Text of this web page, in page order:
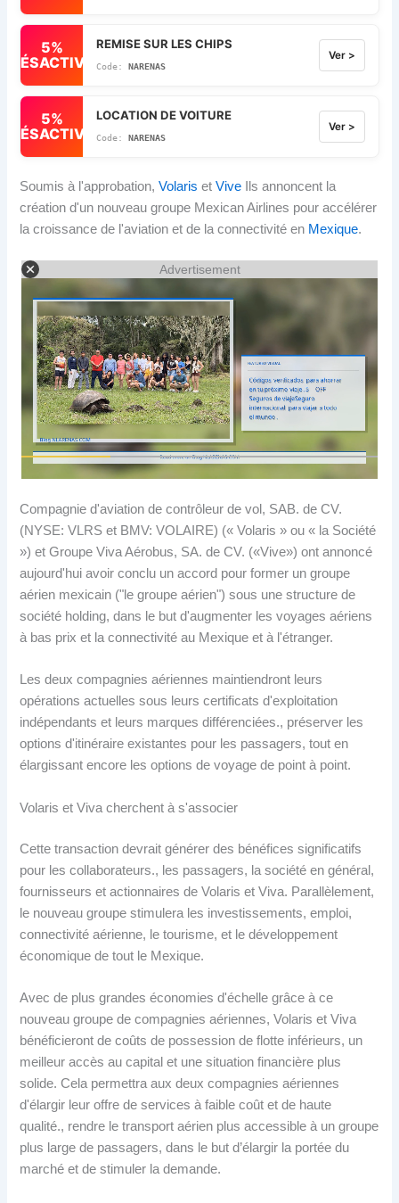
5%
DÉSACTIVÉ
REMISE SUR LES CHIPS
NARENAS
Ver >
5%
DÉSACTIVÉ
LOCATION DE VOITURE
NARENAS
Ver >
Soumis à l'approbation,Volaris etVive Ils annoncent la
création d'un nouveau groupe Mexican Airlines pour accélérer
la croissance de l'aviation et de la connectivité en Mexique.
Advertisement
Compagnie d'aviation de contrôleur de vol, SAB. de CV.
(NYSE: VLRS et BMV: VOLAIRE) (« Volaris » ou « la Société
») et Groupe Viva Aérobus, SA. de CV. («Vive») ont annoncé
aujourd'hui avoir conclu un accord pour former un groupe
aérien mexicain ("le groupe aérien") sous une structure de
société holding, dans le but d'augmenter les voyages aériens
à bas prix et la connectivité au Mexique et à l'étranger.
Les deux compagnies aériennes maintiendront leurs
opérations actuelles sous leurs certificats d'exploitation
indépendants et leurs marques différenciées., préserver les
options d'itinéraire existantes pour les passagers, tout en
élargissant encore les options de voyage de point à point.
Volaris et Viva cherchent à s'associer
Cette transaction devrait générer des bénéfices significatifs
pour les collaborateurs., les passagers, la société en général,
fournisseurs et actionnaires de Volaris et Viva. Parallèlement,
le nouveau groupe stimulera les investissements, emploi,
connectivité aérienne, le tourisme, et le développement
économique de tout le Mexique.
Avec de plus grandes économies d'échelle grâce à ce
nouveau groupe de compagnies aériennes, Volaris et Viva
bénéficieront de coûts de possession de flotte inférieurs, un
meilleur accès au capital et une situation financière plus
solide. Cela permettra aux deux compagnies aériennes
d'élargir leur offre de services à faible coût et de haute
qualité., rendre le transport aérien plus accessible à un groupe
plus large de passagers, dans le but d’élargir la portée du
marché et de stimuler la demande.